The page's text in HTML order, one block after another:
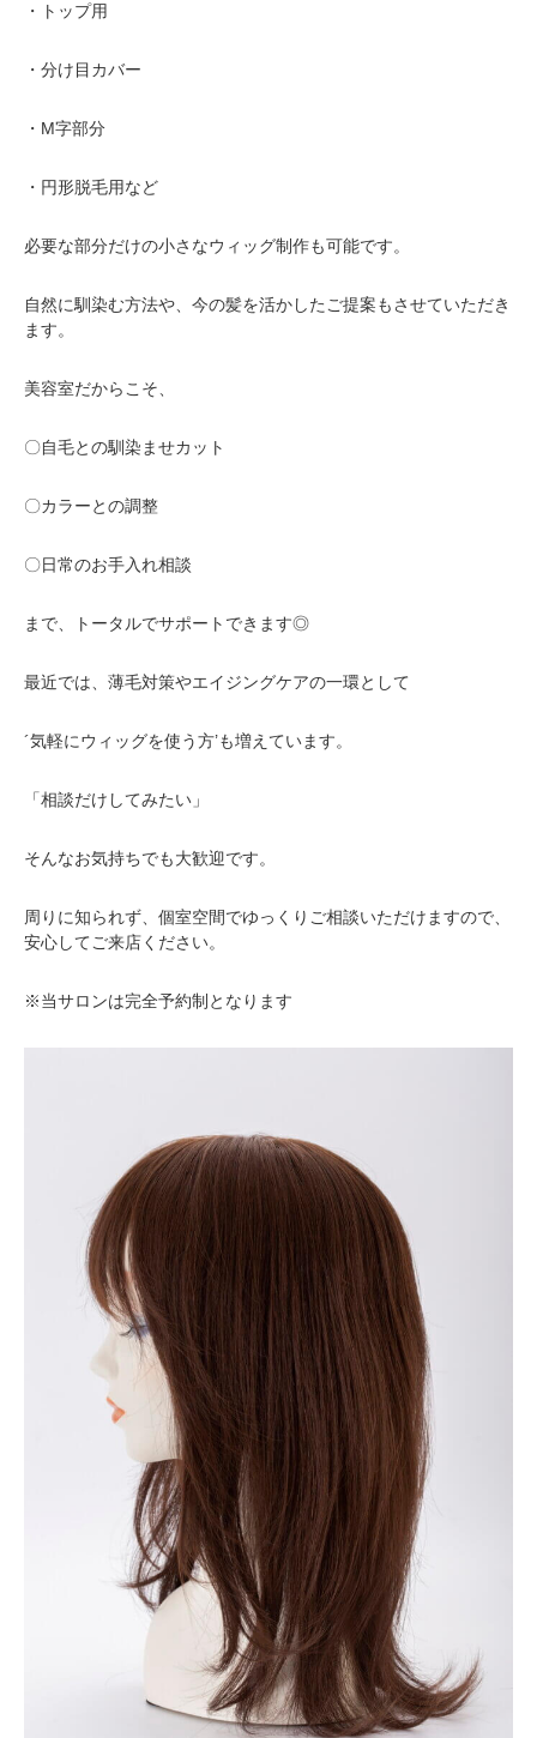
・トップ用
・分け目カバー
・M字部分
・円形脱毛用など
必要な部分だけの小さなウィッグ制作も可能です。
自然に馴染む方法や、今の髪を活かしたご提案もさせていただき
ます。
美容室だからこそ、
〇自毛との馴染ませカット
〇カラーとの調整
〇日常のお手入れ相談
まで、トータルでサポートできます◎
最近では、薄毛対策やエイジングケアの一環として
´気軽にウィッグを使う方’も増えています。
「相談だけしてみたい」
そんなお気持ちでも大歓迎です。
周りに知られず、個室空間でゆっくりご相談いただけますので、
安心してご来店ください。
※当サロンは完全予約制となります